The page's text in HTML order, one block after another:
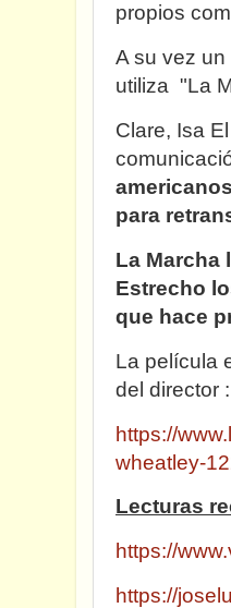
propios
A su vez
utiliza "La
Clare, Isa
para
La Marcha
Estrecho
que hace
La película
del director :
https://
wheatley-
Lecturas
https://
https://